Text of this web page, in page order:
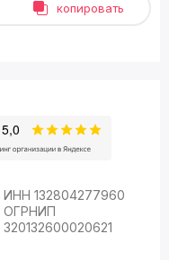
копировать
ИНН 132804277960
ОГРНИП
320132600020621